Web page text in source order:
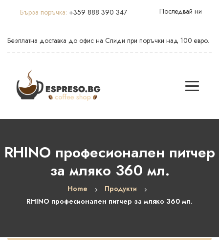
Бърза поръчка: +359 888 390 347 Последвай ни
Безплатна доставка до офис на Спиди при поръчки над 100 евро.
RHINO професионален питчер
за мляко 360 мл.
Home
Продукти
RHINO професионален питчер за мляко 360 мл.